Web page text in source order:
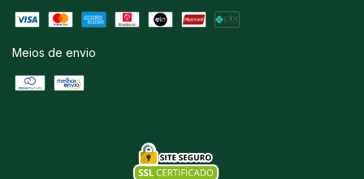
Meios de envio